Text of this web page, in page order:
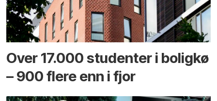
Over 17.000 studenter i boligkø
– 900 flere enn i fjor